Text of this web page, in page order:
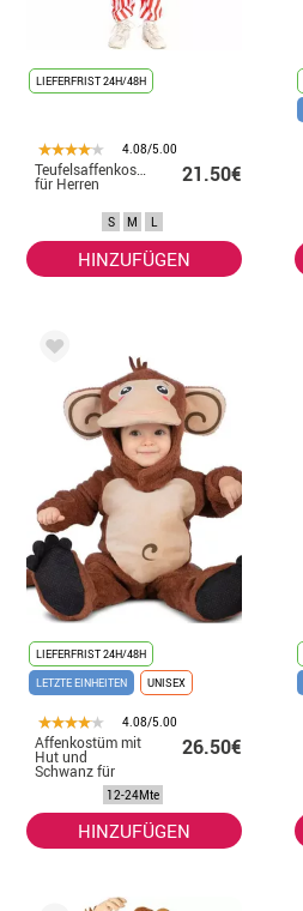
LIEFERFRIST 24H/48H
4.08/5.00
Teufelsaffenkostüm
für Herren 21.50€
S M L
HINZUFÜGEN
LIEFERFRIST 24H/48H
LETZTE EINHEITEN
UNISEX
4.08/5.00
Affenkostüm mit
Hut und
Schwanz für
Baby und Kinder
26.50€
12-24Mte
HINZUFÜGEN